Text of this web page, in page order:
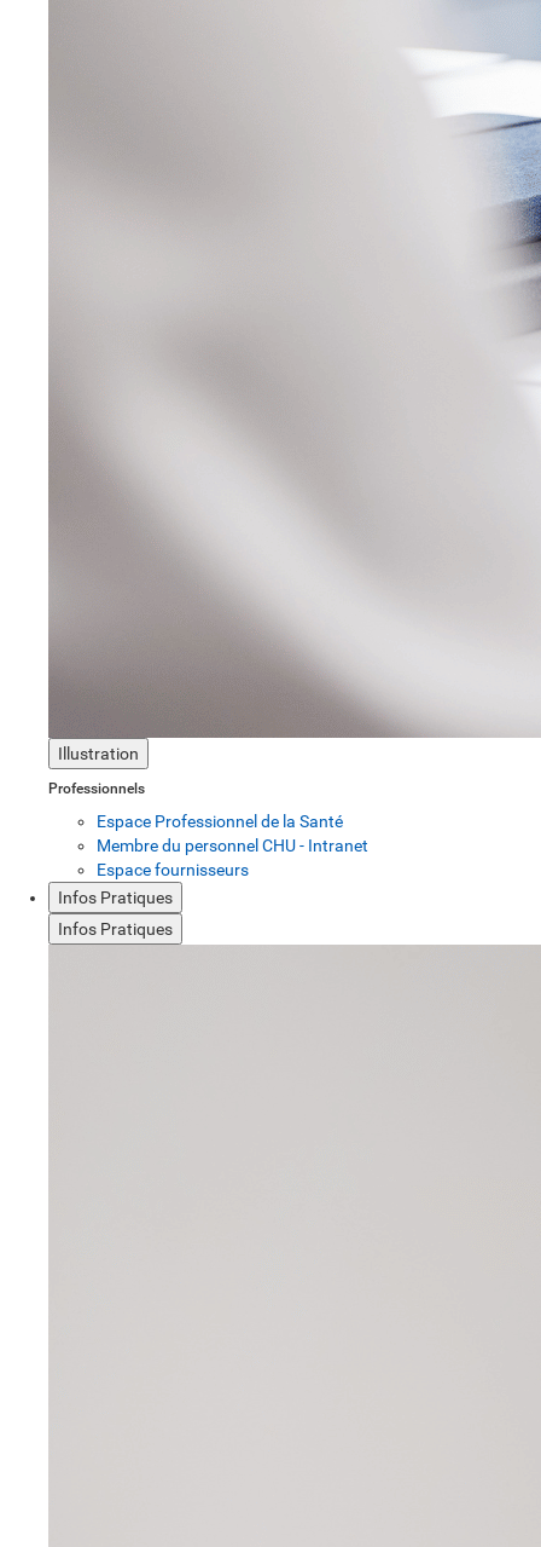
Illustration
Professionnels
Espace Professionnel de la Santé
Membre du personnel CHU - Intranet
Espace fournisseurs
Infos Pratiques
Infos Pratiques